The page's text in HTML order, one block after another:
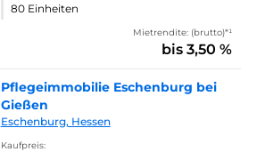
80 Einheiten
Mietrendite: (brutto)*¹
bis 3,50 %
Pflegeimmobilie Eschenburg bei
Gießen
Eschenburg, Hessen
Kaufpreis: